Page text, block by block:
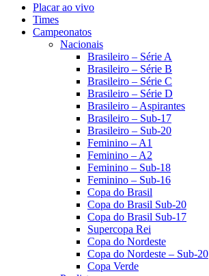
Placar ao vivo
Times
Campeonatos
Nacionais
Brasileiro – Série A
Brasileiro – Série B
Brasileiro – Série C
Brasileiro – Série D
Brasileiro – Aspirantes
Brasileiro – Sub-17
Brasileiro – Sub-20
Feminino – A1
Feminino – A2
Feminino – Sub-18
Feminino – Sub-16
Copa do Brasil
Copa do Brasil Sub-20
Copa do Brasil Sub-17
Supercopa Rei
Copa do Nordeste
Copa do Nordeste – Sub-20
Copa Verde